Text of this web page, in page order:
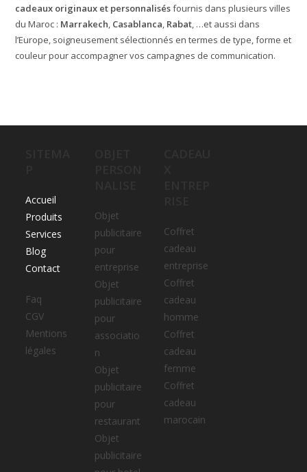
cadeaux originaux et personnalisésfournis dans plusieurs villes
du Maroc : Marrakech, Casablanca, Rabat, …et aussi dans
l’Europe, soigneusement sélectionnés en termes de type, forme et
couleur pour accompagner vos campagnes de communication.
Accueil
Produits
Services
Blog
Contact
Faq
CGV
Mentions
légales
Objet
publicitaire
pour
entreprise
Objet
publicitaire
pour
associatio
n
Objet
publicitaire
pour
restaurant
Objet
publicitaire
Coffret
cadeau
entreprise
Coffret
cadeau
homme
Coffret
cadeau
femme
Coffret
cadeau
marocain